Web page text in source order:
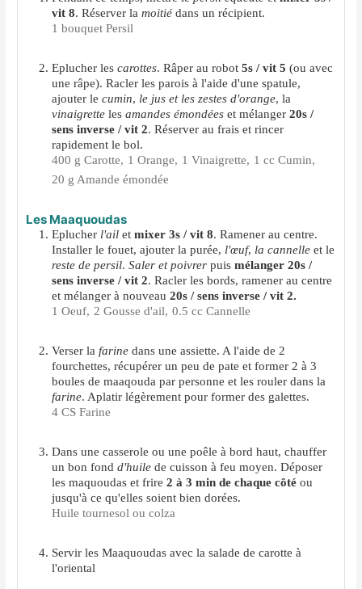
vit 8. Réserver lamoitié dans un récipient.
1 bouquet Persil
Eplucher lescarottes. Râper au robot5s / vit 5 (ou avec
une râpe). Racler les parois à l'aide d'une spatule,
ajouter lecumin,le jus et les zestes d'orange, la
vinaigrettelesamandes émondées et mélanger20s /
sens inverse / vit 2. Réserver au frais et rincer
rapidement le bol.
400 g Carotte, 1 Orange, 1 Vinaigrette, 1 cc Cumin,
20 g Amande émondée
Les Maaquoudas
Eplucherl'ailet mixer 3s / vit 8. Ramener au centre.
Installer le fouet, ajouter la purée,l'œuf,la cannelle et le
reste de persil.Saler et poivrer puismélanger 20s /
sens inverse / vit 2. Racler les bords, ramener au centre
et mélanger à nouveau20s / sens inverse / vit 2.
1 Oeuf, 2 Gousse d'ail, 0.5 cc Cannelle
Verser lafarinedans une assiette. A l'aide de 2
fourchettes, récupérer un peu de pate et former 2 à 3
boules de maaqouda par personne et les rouler dans la
farine. Aplatir légèrement pour former des galettes.
4 CS Farine
Dans une casserole ou une poêle à bord haut, chauffer
un bon fondd'huilede cuisson à feu moyen. Déposer
les maquoudas et frire2 à 3 min de chaque côté ou
jusqu'à ce qu'elles soient bien dorées.
Huile tournesol ou colza
Servir les Maaquoudas avec la salade de carotte à
l'oriental